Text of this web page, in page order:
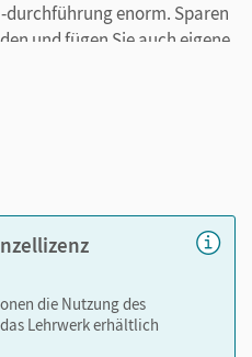
enorm. Sparen
und fügen Sie auch eigene
Sie Ihre individuelle
mit seitengenauer
die Nutzung des
Lehrwerk erhältlich